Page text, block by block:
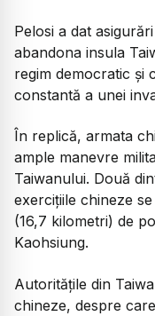
Pelosi a dat
abandona insula
regim democratic şi
constantă a unei
În replică, armata
ample manevre
Taiwanului. Două
exercițiile chineze
(16,7 kilometri) de
Kaohsiung.
Autoritățile din
chineze, despre